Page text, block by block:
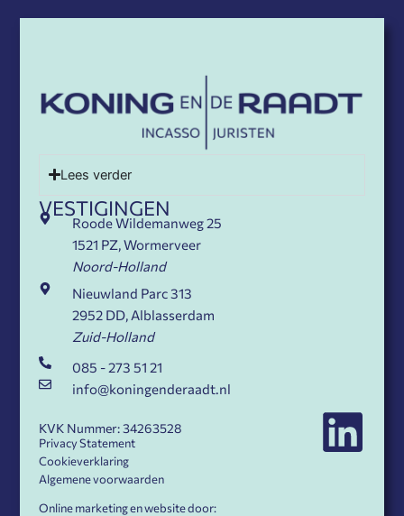
Lees verder
VESTIGINGEN
Roode Wildemanweg 25
1521 PZ, Wormerveer
Noord-Holland
Nieuwland Parc 313
2952 DD, Alblasserdam
Zuid-Holland
085 - 273 51 21
info@koningenderaadt.nl
KVK Nummer: 34263528
Privacy Statement
Cookieverklaring
Algemene voorwaarden
Online marketing en website door: